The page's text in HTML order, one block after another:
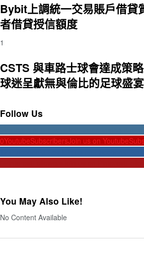
Bybit上調統一交易賬戶借貸
者借貸授信額度
1
CSTS 與車路士球會達成策
球迷呈獻無與倫比的足球盛
Follow Us
0YoutubeSubscribersJoin us on Youtube
You May Also Like!
No Content Available